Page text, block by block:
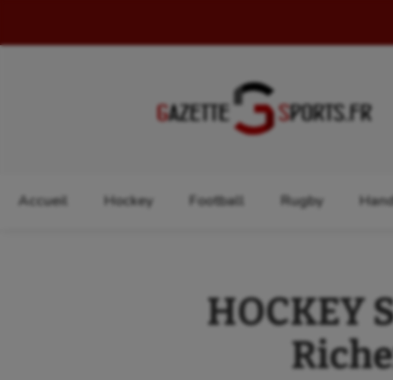
Accueil Hockey Football Rugby
HOCKEY